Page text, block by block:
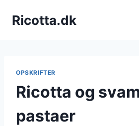
Ricotta.dk
OPSKRIFTER
Ricotta og
pastaer